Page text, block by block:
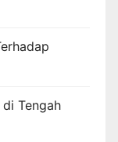
Tengah